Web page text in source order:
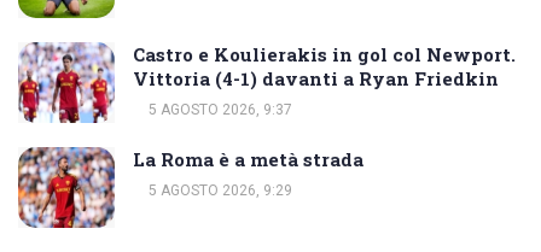
Castro e Koulierakis in gol col Newport.
Vittoria (4-1) davanti a Ryan Friedkin
5 AGOSTO 2026, 9:37
La Roma è a metà strada
5 AGOSTO 2026, 9:29